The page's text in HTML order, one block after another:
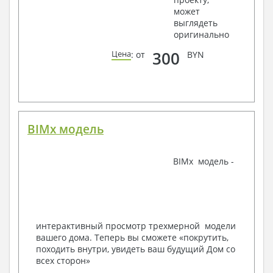
Ведомости расхода стали и бетона
3. Инженерный раздел (приобретается по желанию
Водоснабжение и канализация
канализации
Аксонометрическая схема водоснабжения и
канализации
Узлы и спецификация материалов
Спецификация материалов
Электротехнические решения:
Условные обозначения и общие данные
может
выглядеть
оригинально
Цена: от 300 BYN
BIMx модель
BIMx модель -
интерактивный просмотр трехмерной модели
вашего дома. Теперь вы сможете «покрутить,
походить внутри, увидеть ваш будущий Дом со
всех сторон»